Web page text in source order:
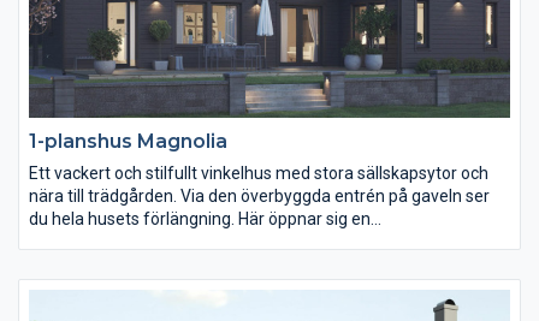
1-planshus Magnolia
Ett vackert och stilfullt vinkelhus med stora sällskapsytor och
nära till trädgården. Via den överbyggda entrén på gaveln ser
du hela husets förlängning. Här öppnar sig en
vindskyddad uteplats, vilket suddar ut gränsen mellan ute och
inne. Innanför vardagsrummet har huset två separata delar, en